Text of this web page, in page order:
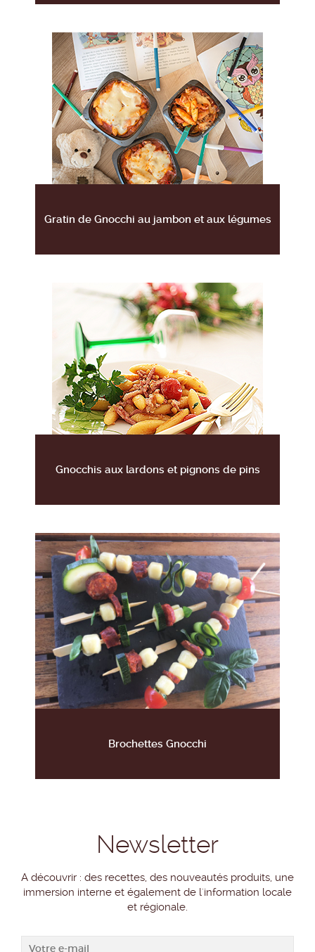
Gratin de Gnocchi au jambon et aux légumes
Gnocchis aux lardons et pignons de pins
Brochettes Gnocchi
Newsletter
A découvrir : des recettes, des nouveautés produits, une
immersion interne et également de l'information locale
et régionale.